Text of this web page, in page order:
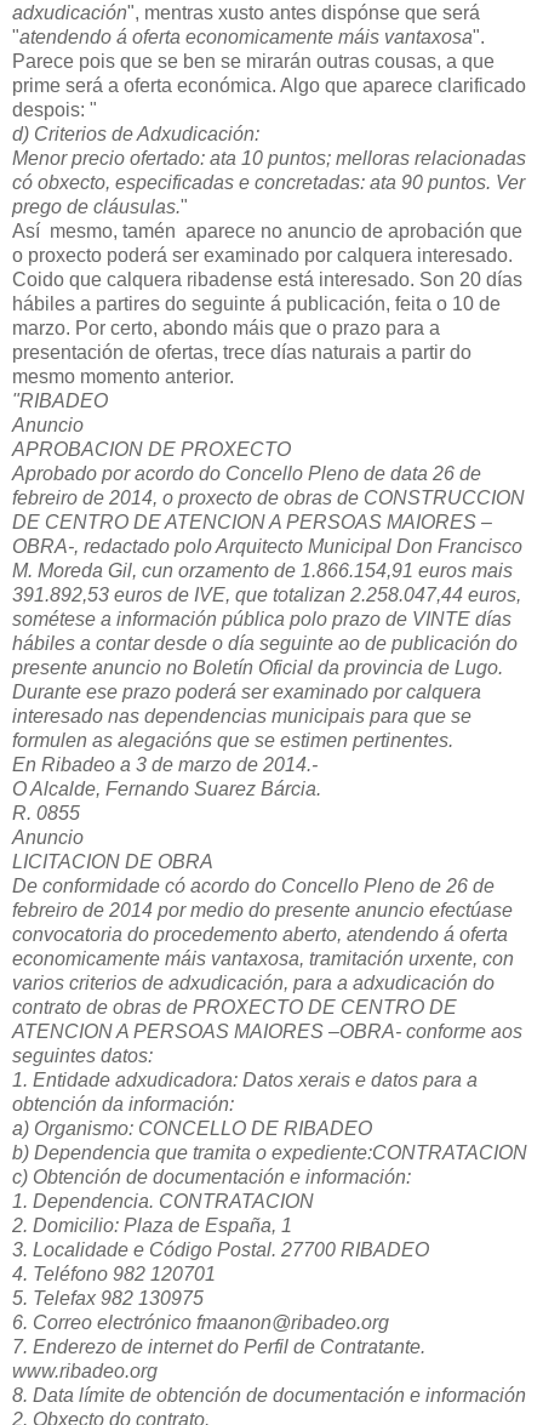
adxudicación", mentras xusto antes dispónse que será
"atendendo á oferta economicamente máis vantaxosa".
Parece pois que se ben se mirarán outras cousas, a que
prime será a oferta económica. Algo que aparece clarificado
despois: "
d) Criterios de Adxudicación:
Menor precio ofertado: ata 10 puntos; melloras relacionadas
có obxecto, especificadas e concretadas: ata 90 puntos. Ver
prego de cláusulas."
Así mesmo, tamén aparece no anuncio de aprobación que
o proxecto poderá ser examinado por calquera interesado.
Coido que calquera ribadense está interesado. Son 20 días
hábiles a partires do seguinte á publicación, feita o 10 de
marzo. Por certo, abondo máis que o prazo para a
presentación de ofertas, trece días naturais a partir do
mesmo momento anterior.
"RIBADEO
Anuncio
APROBACION DE PROXECTO
Aprobado por acordo do Concello Pleno de data 26 de
febreiro de 2014, o proxecto de obras de CONSTRUCCION
DE CENTRO DE ATENCION A PERSOAS MAIORES –
OBRA-, redactado polo Arquitecto Municipal Don Francisco
M. Moreda Gil, cun orzamento de 1.866.154,91 euros mais
391.892,53 euros de IVE, que totalizan 2.258.047,44 euros,
sométese a información pública polo prazo de VINTE días
hábiles a contar desde o día seguinte ao de publicación do
presente anuncio no Boletín Oficial da provincia de Lugo.
Durante ese prazo poderá ser examinado por calquera
interesado nas dependencias municipais para que se
formulen as alegacións que se estimen pertinentes.
En Ribadeo a 3 de marzo de 2014.-
O Alcalde, Fernando Suarez Bárcia.
R. 0855
Anuncio
LICITACION DE OBRA
De conformidade có acordo do Concello Pleno de 26 de
febreiro de 2014 por medio do presente anuncio efectúase
convocatoria do procedemento aberto, atendendo á oferta
economicamente máis vantaxosa, tramitación urxente, con
varios criterios de adxudicación, para a adxudicación do
contrato de obras de PROXECTO DE CENTRO DE
ATENCION A PERSOAS MAIORES –OBRA- conforme aos
seguintes datos:
1. Entidade adxudicadora: Datos xerais e datos para a
obtención da información:
a) Organismo: CONCELLO DE RIBADEO
b) Dependencia que tramita o expediente:CONTRATACION
c) Obtención de documentación e información:
1. Dependencia. CONTRATACION
2. Domicilio: Plaza de España, 1
3. Localidade e Código Postal. 27700 RIBADEO
4. Teléfono 982 120701
5. Telefax 982 130975
6. Correo electrónico fmaanon@ribadeo.org
7. Enderezo de internet do Perfil de Contratante.
www.ribadeo.org
8. Data límite de obtención de documentación e información
2. Obxecto do contrato.